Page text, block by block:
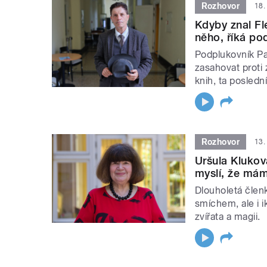
Rozhovor
Kdyby znal
něho, říká
Podplukovník
zasahovat proti
knih, ta
Rozhovor
Uršula
myslí, že
Dlouholetá
smíchem, ale i
zvířata a magii.